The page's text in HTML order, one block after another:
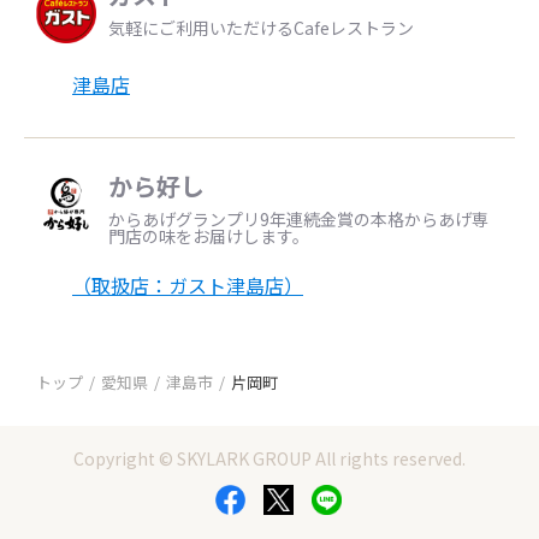
気軽にご利用いただけるCafeレストラン
津島店
から好し
からあげグランプリ9年連続金賞の本格からあげ専
門店の味をお届けします。
（取扱店：ガスト津島店）
トップ 愛知県 津島市 片岡町
Copyright © SKYLARK GROUP All rights reserved.